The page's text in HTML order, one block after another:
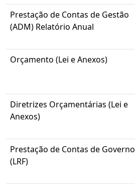
Prestação de Contas de Gestão
(ADM) Relatório Anual
Orçamento (Lei e Anexos)
Diretrizes Orçamentárias (Lei e
Anexos)
Prestação de Contas de Governo
(LRF)